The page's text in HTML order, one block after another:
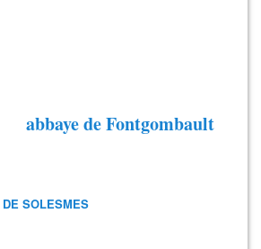
abbaye de Fontgombault
SOLESMES